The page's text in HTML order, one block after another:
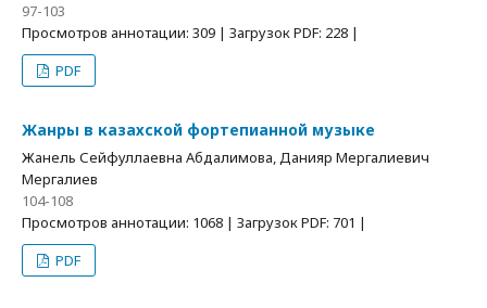
97-103
Просмотров аннотации: 309 | Загрузок PDF: 228 |
PDF
Жанры в казахской фортепианной музыке
Жанель Сейфуллаевна Абдалимова, Данияр Мергалиевич
Мергалиев
104-108
Просмотров аннотации: 1068 | Загрузок PDF: 701 |
PDF